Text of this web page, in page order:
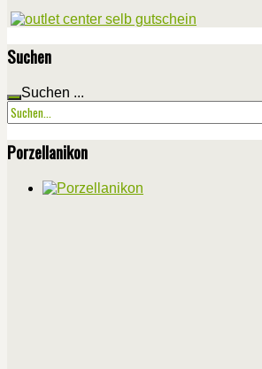
Suchen
Suchen ...
Porzellanikon